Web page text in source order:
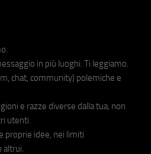
in più luoghi. Ti leggiamo.
chat, community) polemiche e
e razze diverse dalla tua, non
utenti.
proprie idee, nei limiti
altrui.